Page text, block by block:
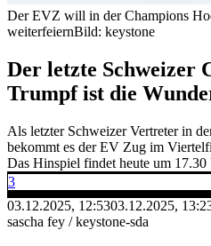
Der EVZ will in der Champions
weiterfeiernBild: keystone
Der letzte Schweizer
Trumpf ist die
Als letzter Schweizer Vertreter in
bekommt es der EV Zug im
Das Hinspiel findet heute um
3
03.12.2025, 12:5303.12.2025,
sascha fey / keystone-sda